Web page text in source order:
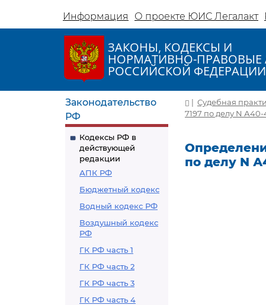
Информация О проекте ЮИС Легалакт
ЗАКОНЫ, КОДЕКСЫ И
НОРМАТИВНО-ПРАВОВЫЕ
РОССИЙСКОЙ ФЕДЕРАЦИИ
Законодательство
РФ
Кодексы РФ в
действующей
редакции
АПК РФ
Бюджетный кодекс
Водный кодекс РФ
Воздушный кодекс
РФ
ГК РФ часть 1
ГК РФ часть 2
ГК РФ часть 3
ГК РФ часть 4
| Судебная
7197 по делу N А40-
по делу N